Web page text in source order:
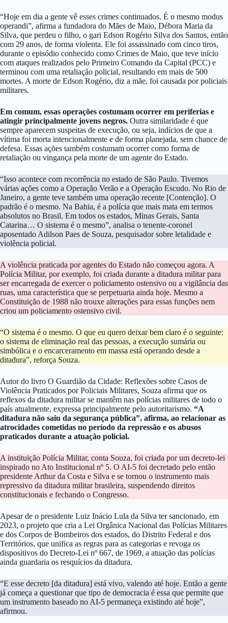
“Hoje em dia a gente vê esses crimes continuados. É o mesmo modus
operandi”, afirma a fundadora do Mães de Maio, Débora Maria da
Silva, que perdeu o filho, o gari Edson Rogério Silva dos Santos, então
com 29 anos, de forma violenta. Ele foi assassinado com cinco tiros,
durante o episódio conhecido como Crimes de Maio, que teve início
com ataques realizados pelo Primeiro Comando da Capital (PCC) e
terminou com uma retaliação policial, resultando em mais de 500
mortes. A morte de Edson Rogério, diz a mãe, foi causada por policiais
militares.
Em comum, essas operações costumam ocorrer em periferias e
atingir principalmente jovens negros. Outra similaridade é que
sempre aparecem suspeitas de execução, ou seja, indícios de que a
vítima foi morta intencionalmente e de forma planejada, sem chance de
defesa. Essas ações também costumam ocorrer como forma de
retaliação ou vingança pela morte de um agente do Estado.
“Isso acontece com recorrência no estado de São Paulo. Tivemos
várias ações como a Operação Verão e a Operação Escudo. No Rio de
Janeiro, a gente teve também uma operação recente [Contenção]. O
padrão é o mesmo. Na Bahia, é a polícia que mais mata em termos
absolutos no Brasil. Em todos os estados, Minas Gerais, Santa
Catarina… O sistema é o mesmo”, analisa o tenente-coronel
aposentado Adilson Paes de Souza, pesquisador sobre letalidade e
violência policial.
A violência praticada por agentes do Estado não começou agora. A
Polícia Militar, por exemplo, foi criada durante a ditadura militar para
ser encarregada de exercer o policiamento ostensivo ou a vigilância das
ruas, uma característica que se perpetuaria ainda hoje. Mesmo a
Constituição de 1988 não trouxe alterações para essas funções nem
criou um policiamento ostensivo civil.
“O sistema é o mesmo. O que eu quero deixar bem claro é o seguinte:
o sistema de eliminação real das pessoas, a execução sumária ou
simbólica e o encarceramento em massa está operando desde a
ditadura”, reforça Souza.
Autor do livro O Guardião da Cidade: Reflexões sobre Casos de
Violência Praticados por Policiais Militares, Souza afirma que os
reflexos da ditadura militar se mantêm nas polícias militares de todo o
país atualmente, expressa principalmente pelo autoritarismo. “A
ditadura não saiu da segurança pública”, afirma, ao relacionar as
atrocidades cometidas no período da repressão e os abusos
praticados durante a atuação policial.
A instituição Polícia Militar, conta Souza, foi criada por um decreto-lei
inspirado no Ato Institucional nº 5. O AI-5 foi decretado pelo então
presidente Arthur da Costa e Silva e se tornou o instrumento mais
repressivo da ditadura militar brasileira, suspendendo direitos
constitucionais e fechando o Congresso.
Apesar de o presidente Luiz Inácio Lula da Silva ter sancionado, em
2023, o projeto que cria a Lei Orgânica Nacional das Polícias Militares
e dos Corpos de Bombeiros dos estados, do Distrito Federal e dos
Territórios, que unifica as regras para as categorias e revoga os
dispositivos do Decreto-Lei nº 667, de 1969, a atuação das polícias
ainda guardaria os resquícios da ditadura.
“E esse decreto [da ditadura] está vivo, valendo até hoje. Então a gente
já começa a questionar que tipo de democracia é essa que permite que
um instrumento baseado no AI-5 permaneça existindo até hoje”,
afirmou.